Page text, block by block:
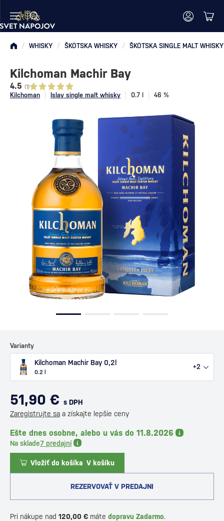
/ WHISKY / ŠKÓTSKA WHISKY / ŠKÓTSKA SINGLE MALT WHISKY
Kilchoman Islay single malt whisky 0.7 l 46 %
Kilchoman Machir Bay
4.5 (1)
Varianty
Kilchoman Machir Bay 0,2l
0.2 l
+2
51,90 € s DPH
Zaregistrujte sa a získajte lepšie ceny
Ešte dnes osobne, alebo u vás do 11.8.2026
Na sklade7 predajní
Vložiť do košíka V košíku
REZERVOVAŤ V PREDAJNI
Pri nákupe nad 120,00 € máte dopravu Zadarmo.